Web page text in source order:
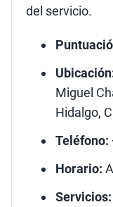
del servicio.
Miguel
Hidalgo,
Teléfono:
Horario:
Servicios: